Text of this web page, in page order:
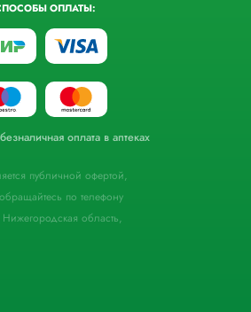
ОПЛАТЫ:
оплата в аптеках
публичной офертой,
по телефону
область,